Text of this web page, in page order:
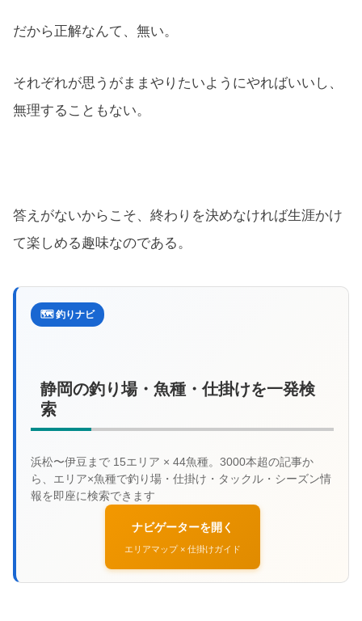
だから正解なんて、無い。
それぞれが思うがままやりたいようにやればいいし、
無理することもない。
答えがないからこそ、終わりを決めなければ生涯かけ
て楽しめる趣味なのである。
🗺️ 釣りナビ
静岡の釣り場・魚種・仕掛けを一発検
索
ナビゲーターを開く
エリアマップ × 仕掛けガイド